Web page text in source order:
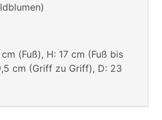
cm (Fuß), H: 17 cm (Fuß bis
cm (Griff zu Griff), D: 23